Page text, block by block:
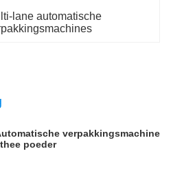
lane automatische
verpakkingsmachine
poeder